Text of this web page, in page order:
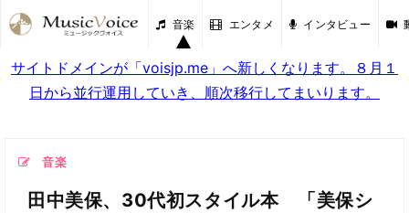
音楽 エンタメ インタビュー
サイトドメインが「voisjp.me」へ新しくなります。８月１
日から並行運用していき、順次移行してまいります。
音楽
田中美保、30代初スタイル本 「美保シ